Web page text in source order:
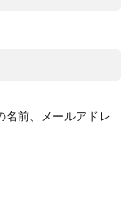
名前、メールアドレ